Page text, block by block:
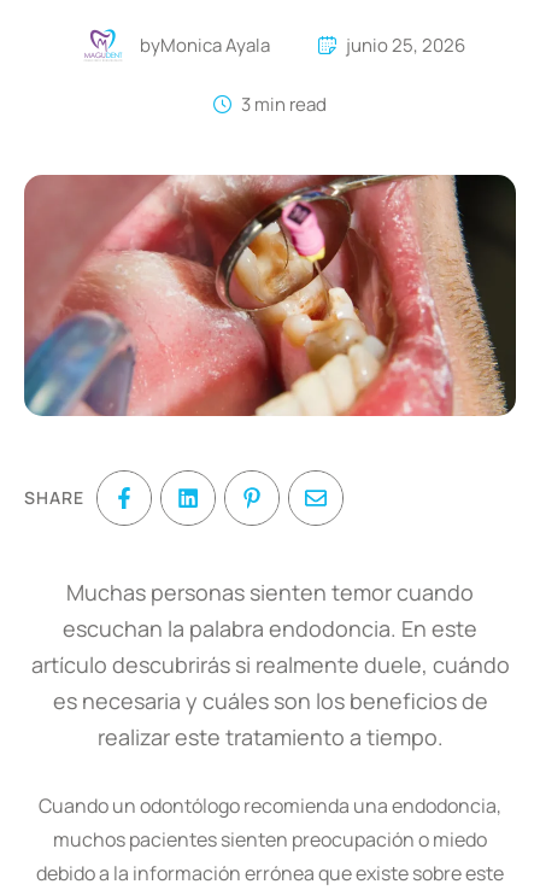
byMonica Ayala junio 25, 2026
3 min read
SHARE
Muchas personas sienten temor cuando
escuchan la palabra endodoncia. En este
artículo descubrirás si realmente duele, cuándo
es necesaria y cuáles son los beneficios de
realizar este tratamiento a tiempo.
Cuando un odontólogo recomienda una endodoncia,
muchos pacientes sienten preocupación o miedo
debido a la información errónea que existe sobre este